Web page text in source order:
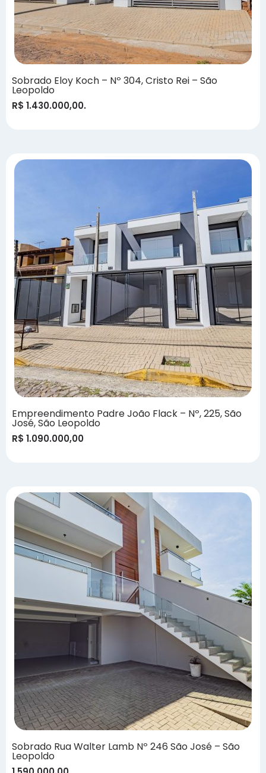
Sobrado Eloy Koch – Nº 304, Cristo Rei – São
Leopoldo
R$ 1.430.000,00.
Empreendimento Padre João Flack – Nº, 225, São
José, São Leopoldo
R$ 1.090.000,00
Sobrado Rua Walter Lamb Nº 246 São José – São
Leopoldo